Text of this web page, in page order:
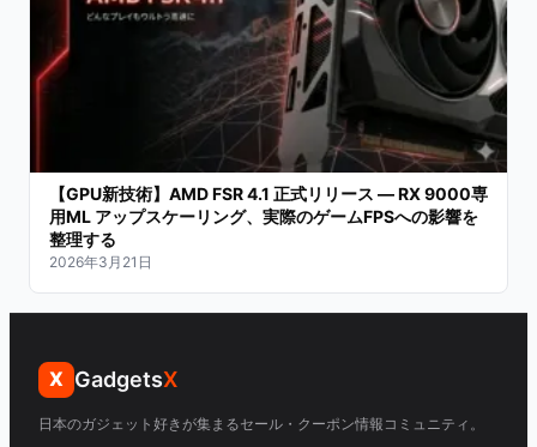
【GPU新技術】AMD FSR 4.1 正式リリース — RX 9000専
用ML アップスケーリング、実際のゲームFPSへの影響を
整理する
2026年3月21日
X GadgetsX
日本のガジェット好きが集まるセール・クーポン情報コミュニティ。